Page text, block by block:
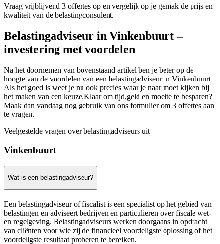
Vraag vrijblijvend 3 offertes op en vergelijk op je gemak de prijs en
kwaliteit van de belastingconsulent.
Belastingadviseur in Vinkenbuurt –
investering met voordelen
Na het doornemen van bovenstaand artikel ben je beter op de
hoogte van de voordelen van een belastingadviseur in Vinkenbuurt.
Als het goed is weet je nu ook precies waar je naar moet kijken bij
het maken van een keuze.Klaar om tijd,geld en moeite te besparen?
Maak dan vandaag nog gebruik van ons formulier om 3 offertes aan
te vragen.
Veelgestelde vragen over belastingadviseurs uit
Vinkenbuurt
Wat is een belastingadviseur?
Een belastingadviseur of fiscalist is een specialist op het gebied van
belastingen en adviseert bedrijven en particulieren over fiscale wet-
en regelgeving. Belastingadviseurs werken doorgaans in opdracht
van cliënten voor wie zij de financieel voordeligste oplossing of het
voordeligste resultaat proberen te bereiken.